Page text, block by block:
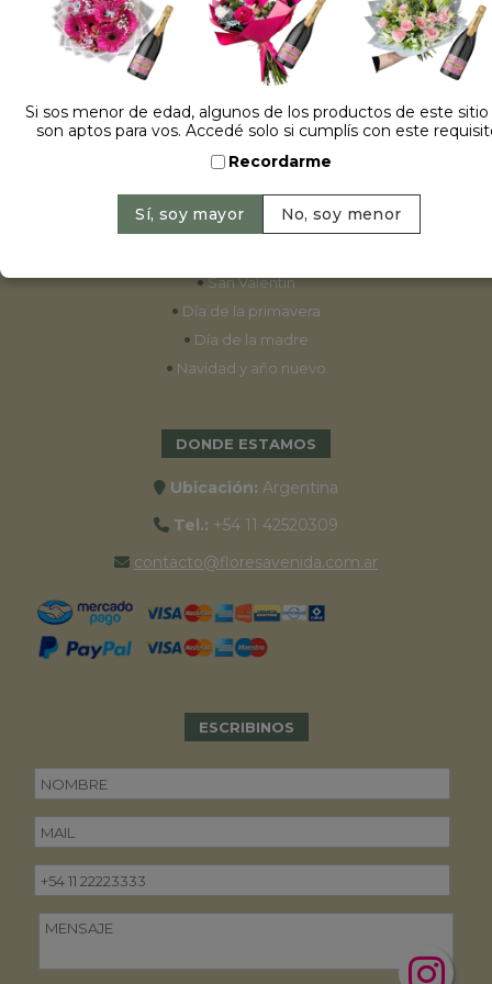
ESPECIALES
•Cumpleaños
•15 años
• Bodas
•Aniversarios
•Graduaciones
•San Valentín
• Día de la primavera
• Día de la madre
• Navidad y año nuevo
DONDE ESTAMOS
Ubicación: Argentina
Tel.: +54 11 42520309
contacto@floresavenida.com.ar
ESCRIBINOS
Si sos menor de edad, algunos de los productos de este
son aptos para vos. Accedé solo si cumplís con este
Recordarme